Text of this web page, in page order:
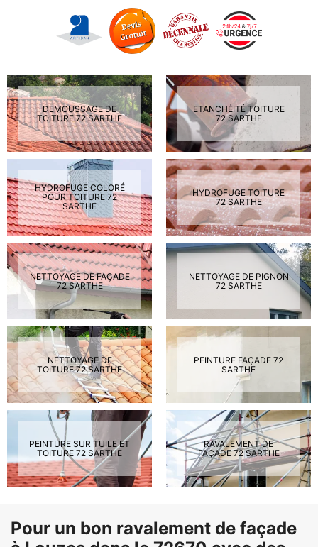
DEMOUSSAGE DE
TOITURE 72 SARTHE
ETANCHÉITÉ TOITURE
72 SARTHE
HYDROFUGE COLORÉ
POUR TOITURE 72
SARTHE
HYDROFUGE TOITURE
72 SARTHE
NETTOYAGE DE FAÇADE
72 SARTHE
NETTOYAGE DE PIGNON
72 SARTHE
NETTOYAGE DE
TOITURE 72 SARTHE
PEINTURE FAÇADE 72
SARTHE
PEINTURE SUR TUILE ET
TOITURE 72 SARTHE
RAVALEMENT DE
FAÇADE 72 SARTHE
Pour un bon ravalement de façade